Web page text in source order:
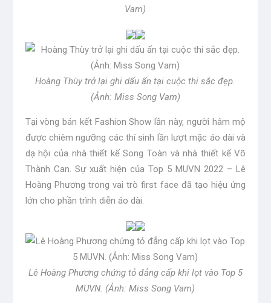
Vam)
Hoàng Thùy trở lại ghi dấu ấn tại cuộc thi sắc đẹp.
(Ảnh: Miss Song Vam)
Tại vòng bán kết Fashion Show lần này, người hâm mộ
được chiêm ngưỡng các thí sinh lần lượt mặc áo dài và
dạ hội của nhà thiết kế Song Toàn và nhà thiết kế Võ
Thành Can. Sự xuất hiện của Top 5 MUVN 2022 – Lê
Hoàng Phương trong vai trò first face đã tạo hiệu ứng
lớn cho phần trình diễn áo dài.
Lê Hoàng Phương chứng tỏ đẳng cấp khi lọt vào Top 5
MUVN. (Ảnh: Miss Song Vam)